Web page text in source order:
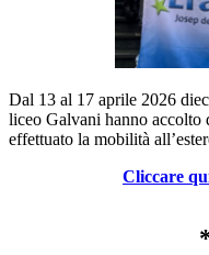
Dal 13 al 17 aprile 2026
liceo Galvani hanno accolto
effettuato la mobilità
Cliccare